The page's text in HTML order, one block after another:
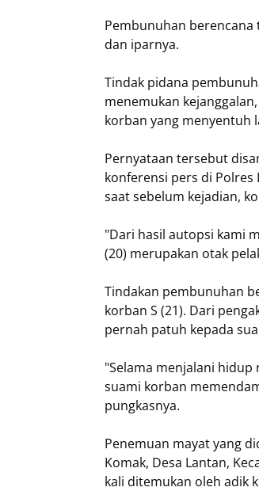
Pembunuhan
dan iparnya.
Tindak pidana
menemukan
korban yang menyentuh
Pernyataan tersebut
konferensi pers di Polres
saat sebelum kejadian,
"Dari hasil autopsi kami
(20) merupakan otak
Tindakan pembunuhan
korban S (21). Dari
pernah patuh kepada
"Selama menjalani
suami korban
pungkasnya.
Penemuan mayat yang
Komak, Desa Lantan,
kali ditemukan oleh adik